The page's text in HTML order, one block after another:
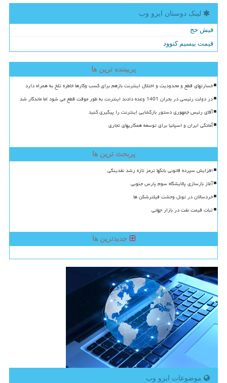
لینک دوستان ایزو وب
فیش حج
قیمت بیسیم کنوود
پربیننده ترین ها
خسارتهای قطع و محدودیت و اختلال اینترنت بازهم برای کسب وکارها خاطره تلخ به همراه دارد
در دولت رئیسی در بحران 1401 وعده دادند اینترنت به طور موقت قطع می شود اما ماندگار شد
آقای رئیس جمهوری دستور بازگشایی اینترنت را پیگیری کنید
آمادگی ایران و اسپانیا برای توسعه همکاریهای تجاری
پربحث ترین ها
افزایش سپرده قانونی بانکها ترمز تازه رشد نقدینگی
آغاز بازسازی پالایشگاه سوم پارس جنوبی
خردسالان در تونل وحشت فیلترشکن ها
ثبات قیمت نفت در بازار جهانی
جدیدترین ها
موضوعات ایزو وب